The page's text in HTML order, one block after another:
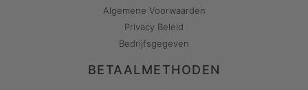
Algemene Voorwaarden
Privacy Beleid
Bedrijfsgegeven
BETAALMETHODEN